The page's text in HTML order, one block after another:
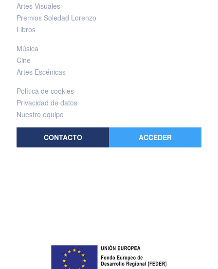
Artes Visuales
Premios Soledad Lorenzo
Libros
Música
Cine
Artes Escénicas
Política de cookies
Privacidad de datos
Nuestro equipo
CONTACTO ACCEDER